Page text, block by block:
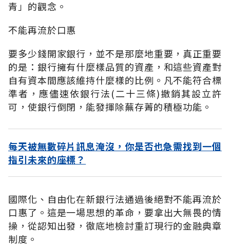
青」的觀念。
不能再流於口惠
要多少錢開家銀行，並不是那麼地重要，真正重要
的是：銀行擁有什麼樣品質的資產，和這些資產對
自有資本間應該維持什麼樣的比例。凡不能符合標
準者，應儘速依銀行法(二十三條)撤銷其設立許
可，使銀行倒閉，能發揮除蕪存菁的積極功能。
每天被無數碎片訊息淹沒，你是否也急需找到一個
指引未來的座標？
國際化、自由化在新銀行法通過後絕對不能再流於
口惠了。這是一場思想的革命，要拿出大無畏的情
操，從認知出發，徹底地檢討重訂現行的金融典章
制度。